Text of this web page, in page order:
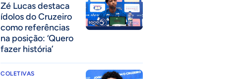
Zé Lucas destaca
ídolos do Cruzeiro
como referências
na posição: ‘Quero
fazer história’
COLETIVAS